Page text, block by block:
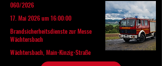
060/2026
17. Mai 2026 um 16:00:00
Brandsicherheitsdienste zur Messe
Wächtersbach
Wächtersbach, Main-Kinzig-Straße